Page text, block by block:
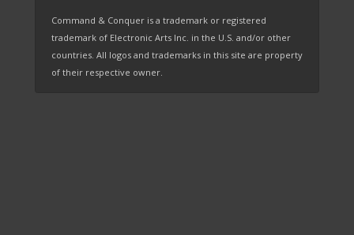
Command & Conquer is a trademark or registered
trademark of Electronic Arts Inc. in the U.S. and/or other
countries. All logos and trademarks in this site are property
of their respective owner.